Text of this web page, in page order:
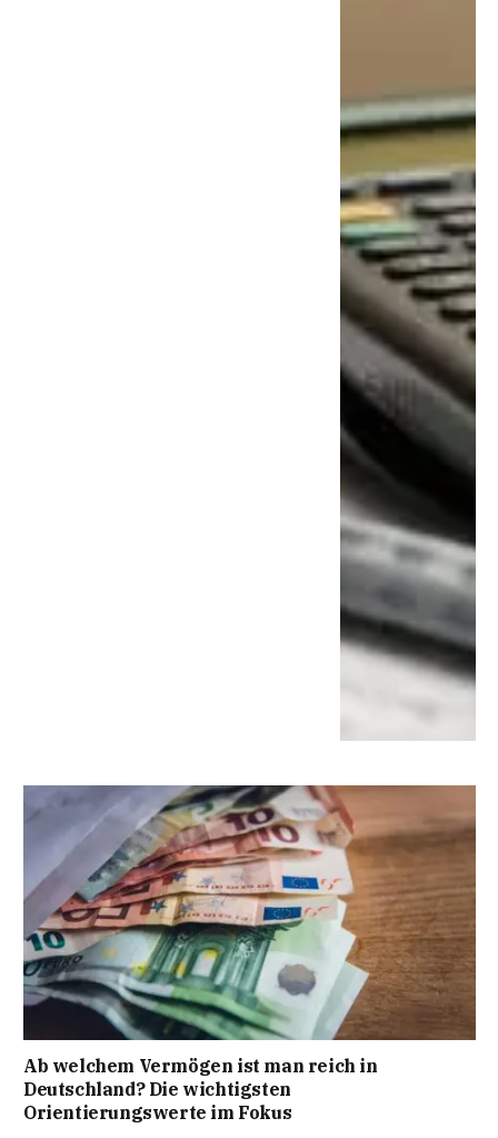
Ab welchem Vermögen ist man reich in
Deutschland? Die wichtigsten
Orientierungswerte im Fokus